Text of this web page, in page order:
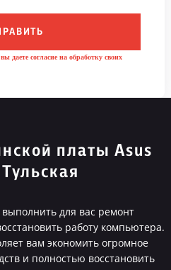
согласие на обработку своих
платы Asus
для вас ремонт
работу компьютера.
вам экономить огромное
и полностью восстановить